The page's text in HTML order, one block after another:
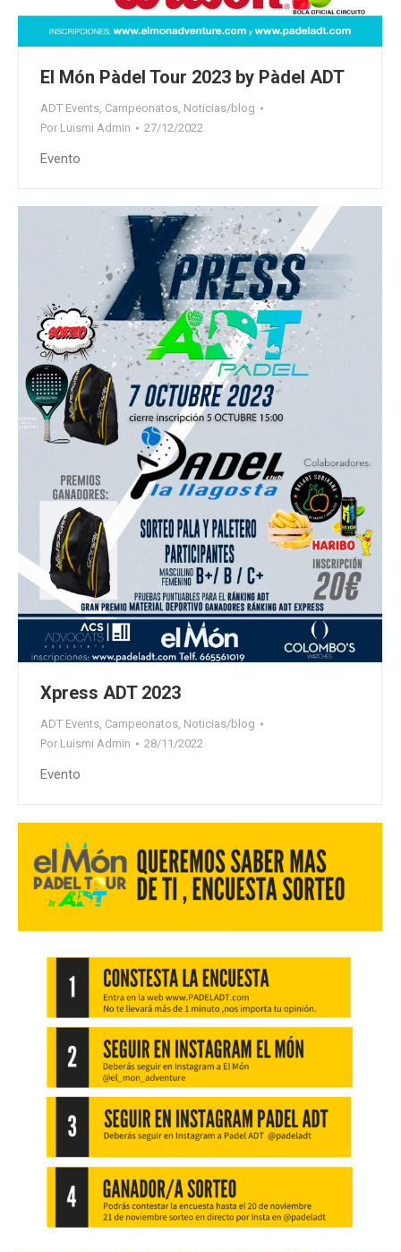
El Món Pàdel Tour 2023 by Pàdel ADT
ADT Events Campeonatos Noticias/blog
Por Luismi Admin 27/12/2022
Evento
Xpress ADT 2023
ADT Events Campeonatos Noticias/blog
Por Luismi Admin 28/11/2022
Evento